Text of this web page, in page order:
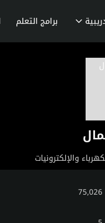
برامج التعلم
والإلكترونيات
75,026